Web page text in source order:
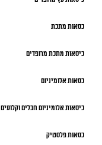
כסאות מתכת
כיסאות מתכת מרופדים
כסאות אלומיניום
כיסאות אלומיניום חבלים וקלועים
כסאות פלסטיק